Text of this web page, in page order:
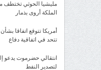
مليشيا الحوثي
الملكة أروى بذمار
أمريكا تتوقع اتفاقا
تتحد في اتفاقية دفاع
انتقالي حضرموت يدعو
لتصدير النفط